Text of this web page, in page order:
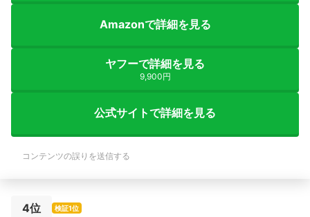
Amazonで詳細を見る
ヤフーで詳細を見る
9,900円
公式サイトで詳細を見る
コンテンツの誤りを送信する
4位 検証1位